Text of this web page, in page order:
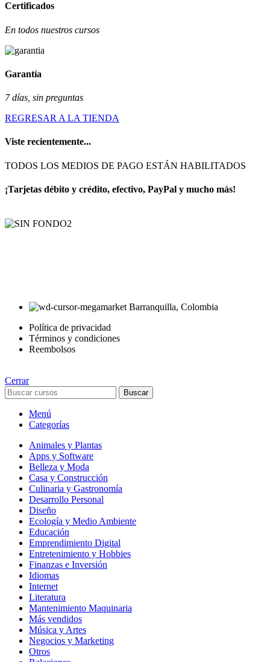
Certificados
En todos nuestros cursos
Garantía
7 días, sin preguntas
REGRESAR A LA TIENDA
Viste recientemente...
TODOS LOS MEDIOS DE PAGO ESTÁN HABILITADOS
¡Tarjetas débito y crédito, efectivo, PayPal y mucho más!
Barranquilla, Colombia
Política de privacidad
Términos y condiciones
Reembolsos
Cerrar
Buscar
Menú
Categorías
Animales y Plantas
Apps y Software
Belleza y Moda
Casa y Construcción
Culinaria y Gastronomía
Desarrollo Personal
Diseño
Ecología y Medio Ambiente
Educación
Emprendimiento Digital
Entretenimiento y Hobbies
Finanzas e Inversión
Idiomas
Internet
Literatura
Mantenimiento Maquinaria
Más vendidos
Música y Artes
Negocios y Marketing
Otros